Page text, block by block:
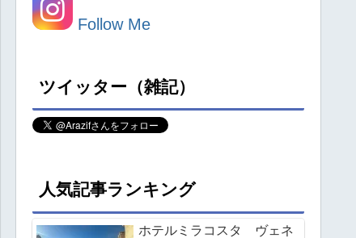
Follow Me
ツイッター（雑記）
人気記事ランキング
ホテルミラコスタ ヴェネ